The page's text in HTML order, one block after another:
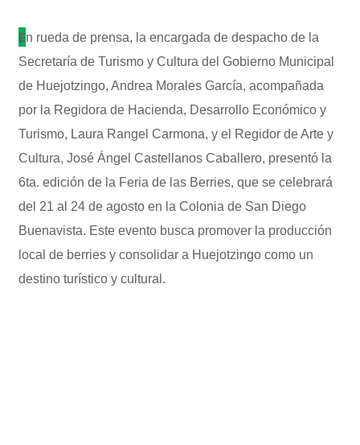
En rueda de prensa, la encargada de despacho de la
Secretaría de Turismo y Cultura del Gobierno Municipal
de Huejotzingo, Andrea Morales García, acompañada
por la Regidora de Hacienda, Desarrollo Económico y
Turismo, Laura Rangel Carmona, y el Regidor de Arte y
Cultura, José Ángel Castellanos Caballero, presentó la
6ta. edición de la Feria de las Berries, que se celebrará
del 21 al 24 de agosto en la Colonia de San Diego
Buenavista. Este evento busca promover la producción
local de berries y consolidar a Huejotzingo como un
destino turístico y cultural.